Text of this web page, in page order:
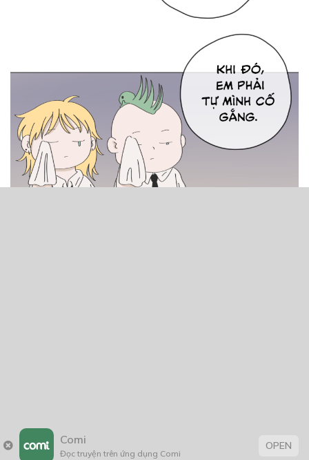
Comi
Đọc truyện trên ứng dụng Comi
OPEN